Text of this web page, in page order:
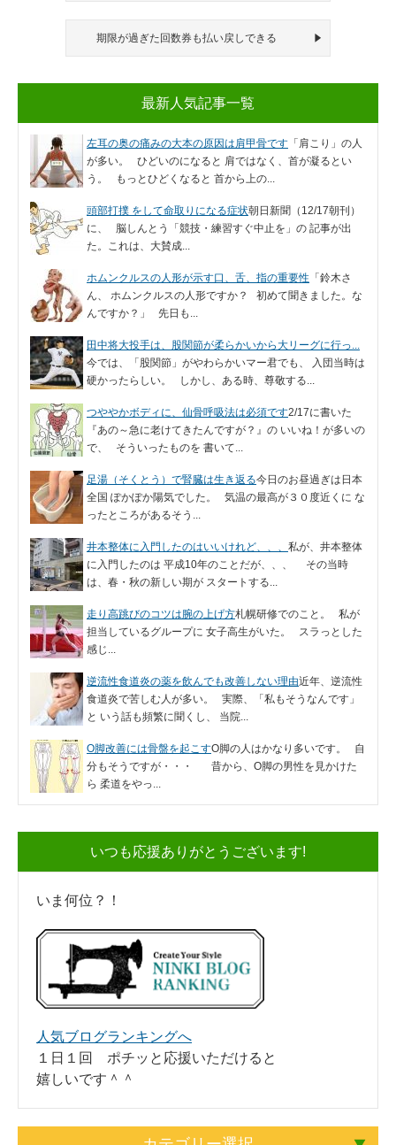
期限が過ぎた回数券も払い戻しできる
最新人気記事一覧
左耳の奥の痛みの大本の原因は肩甲骨です 「肩こり」の人
が多い。 ひどいのになると 肩ではなく、首が凝るとい
う。 もっとひどくなると 首から上の...
頭部打撲 をして命取りになる症状朝日新聞（12/17朝刊）
に、 脳しんとう「競技・練習すぐ中止を」の 記事が出
た。これは、大賛成...
ホムンクルスの人形が示す口、舌、指の重要性 「鈴木さ
ん、 ホムンクルスの人形ですか？ 初めて聞きました。な
んですか？」 先日も...
田中将大投手は、股関節が柔らかいから大リーグに行っ...
今では、「股関節」がやわらかいマー君でも、 入団当時は
硬かったらしい。 しかし、ある時、尊敬する...
つややかボディに、仙骨呼吸法は必須です2/17に書いた
『あの～急に老けてきたんですが？』の いいね！が多いの
で、 そういったものを 書いて...
足湯（そくとう）で腎臓は生き返る今日のお昼過ぎは日本
全国 ぽかぽか陽気でした。 気温の最高が３０度近くに な
ったところがあるそう...
井本整体に入門したのはいいけれど、、、 私が、井本整体
に入門したのは 平成10年のことだが、、、 その当時
は、春・秋の新しい期が スタートする...
走り高跳びのコツは腕の上げ方札幌研修でのこと。 私が
担当しているグループに 女子高生がいた。 スラっとした
感じ...
逆流性食道炎の薬を飲んでも改善しない理由近年、逆流性
食道炎で苦しむ人が多い。 実際、「私もそうなんです」
と いう話も頻繁に聞くし、 当院...
O脚改善には骨盤を起こすO脚の人はかなり多いです。 自
分もそうですが・・・ 昔から、O脚の男性を見かけた
ら 柔道をやっ...
いつも応援ありがとうございます!
いま何位？！
人気ブログランキングへ
１日１回 ポチッと応援いただけると
嬉しいです＾＾